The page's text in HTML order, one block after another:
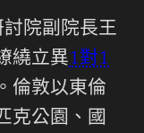
討院副院長王
繞立異1對1
倫敦以東倫
克公園、國